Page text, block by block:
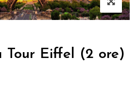
Tour Eiffel (2 ore)